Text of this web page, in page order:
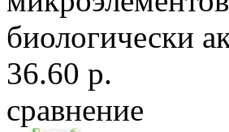
биологически
36.60 р.
сравнение